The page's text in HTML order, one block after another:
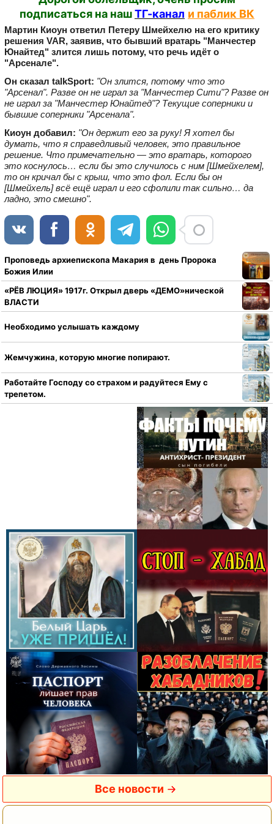
подписаться на нашТГ-канал и паблик ВК
Мартин Киоун ответил Петеру Шмейхелю на его критику
решения VAR, заявив, что бывший вратарь "Манчестер
Юнайтед" злится лишь потому, что речь идёт о
"Арсенале".
Он сказал talkSport: "Он злится, потому что это
"Арсенал". Разве он не играл за "Манчестер Сити"? Разве он
не играл за "Манчестер Юнайтед"? Текущие соперники и
бывшие соперники "Арсенала".
Киоун добавил: "Он держит его за руку! Я хотел бы
думать, что я справедливый человек, это правильное
решение. Что примечательно — это вратарь, которого
это коснулось… если бы это случилось с ним [Шмейхелем],
то он кричал бы с крыш, что это фол. Если бы он
[Шмейхель] всё ещё играл и его сфолили так сильно… да
ладно, это смешно".
Проповедь архиепископа Макария в день Пророка
Божия Илии
«РЁВ ЛЮЦИЯ» 1917г. Открыл дверь «ДЕМО»нической
ВЛАСТИ
Необходимо услышать каждому
Жемчужина, которую многие попирают.
Работайте Господу со страхом и радуйтеся Ему с
трепетом.
Все новости